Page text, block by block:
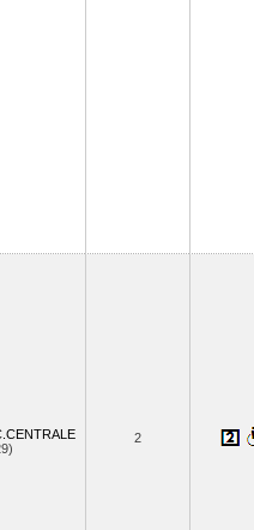
2